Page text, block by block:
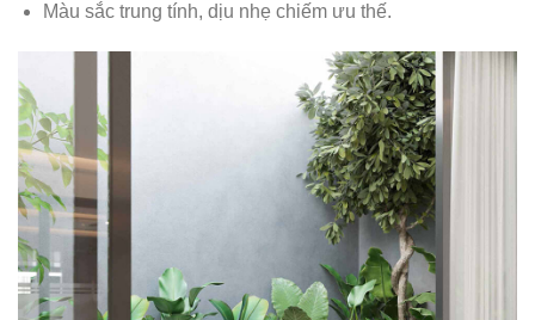
Màu sắc trung tính, dịu nhẹ chiếm ưu thế.